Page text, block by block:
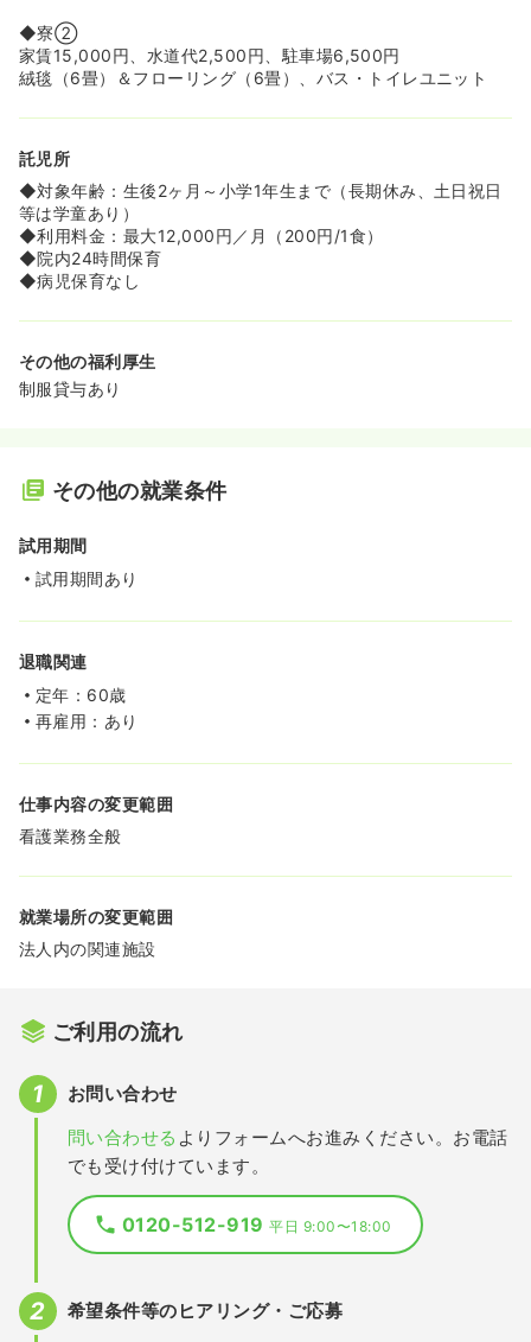
◆寮②
家賃15,000円、水道代2,500円、駐車場6,500円
絨毯（6畳）＆フローリング（6畳）、バス・トイレユニット
託児所
◆対象年齢：生後2ヶ月～小学1年生まで（長期休み、土日祝日
等は学童あり）
◆利用料金：最大12,000円／月（200円/1食）
◆院内24時間保育
◆病児保育なし
その他の福利厚生
制服貸与あり
その他の就業条件
試用期間
試用期間あり
退職関連
定年：60歳
再雇用：あり
仕事内容の変更範囲
看護業務全般
就業場所の変更範囲
法人内の関連施設
ご利用の流れ
お問い合わせ
問い合わせる よりフォームへお進みください。お電話
でも受け付けています。
0120-512-919平日 9:00〜18:00
希望条件等のヒアリング・ご応募